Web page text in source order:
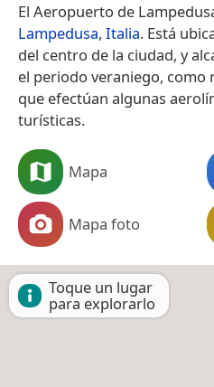
El Aeropuerto de
Lampedusa, Italia. Está
del centro de la ciudad, y
el periodo veraniego, como
que efectúan algunas
turísticas.
Mapa
Mapa foto
Toque un lugar
para explorarlo